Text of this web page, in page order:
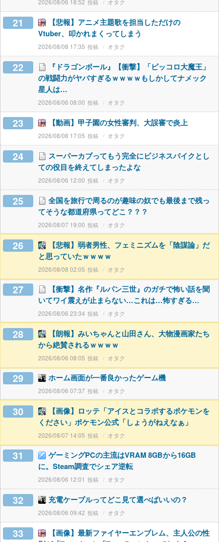
2026/08/06 18:52 オタク
21
【悲報】アニメ主題歌を担当しただけの
Vtuber、叩かれまくってしまう
2026/08/08 17:35 オタク
22
『ドラゴンボール』【衝撃】「ピッコロ大魔王」
の戦闘力がヤバすぎるｗｗｗｗもしかしてナメック
星人は…
2026/08/06 08:00 オタク
23 【動画】甲子園の女性審判、大誤審で炎上
2026/08/08 17:05 オタク
24
スーパーカブってもう完全にビジネスバイクとし
ての役目を終えてしまったよな
2026/08/06 12:00 オタク
25
全国を旅行で周るのが趣味の奴でも最後まで残っ
てそうな都道府県ってどこ？？？
2026/08/07 19:00 オタク
26
【悲報】弱者男性、フェミニズムを「陰謀論」だ
と思っていたｗｗｗｗ
2026/08/08 02:05 オタク
27
【衝撃】名作『ルパン三世』のガチで怖い話を聞
いてワイ震えが止まらない…これは…怖すぎる…
2026/08/06 23:34 オタク
28
【朗報】みいちゃんと山田さん、大物漫画家たち
から絶賛されるｗｗｗｗ
2026/08/06 08:05 オタク
29 ホーム画面が一番良かったゲーム機
2026/08/06 07:37 オタク
30
【画像】ロッテ「アイスとコラボするポケモンを
ください」ポケモン公式「しょうがねえなぁ」
2026/08/07 14:05 オタク
31
ゲーミングPCの主流はVRAM 8GBから16GB
に。Steam調査でシェア逆転
2026/08/06 12:01 オタク
32 充電ケーブルってどこ見て選べばいいの？
2026/08/06 09:42 オタク
33
【画像】最新ファイヤーエンブレム、主人公の性